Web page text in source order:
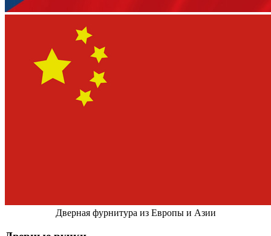
Дверная фурнитура из Европы и Азии